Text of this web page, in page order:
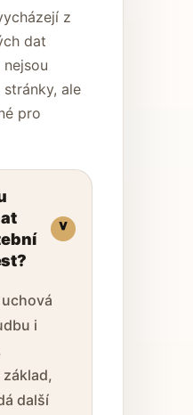
z
dat
ale
pro
i
další